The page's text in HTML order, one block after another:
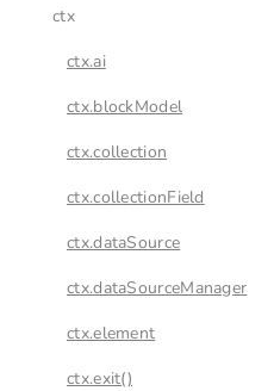
ctx
ctx.ai
ctx.blockModel
ctx.collection
ctx.collectionField
ctx.dataSource
ctx.dataSourceManager
ctx.element
ctx.exit()